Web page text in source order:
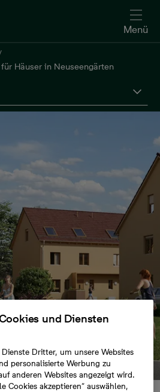
Menü
Häuser in Neuseengärten
und Diensten
Dritter, um unsere Websites
personalisierte Werbung zu
anderen Websites angezeigt wird.
Cookies akzeptieren“ auswählen,